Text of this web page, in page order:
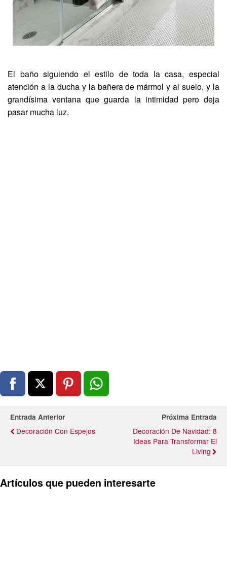
El baño siguiendo el estilo de toda la casa, especial
atención a la ducha y la bañera de mármol y al suelo, y la
grandísima ventana que guarda la intimidad pero deja
pasar mucha luz.
Entrada Anterior
Decoración Con Espejos
Próxima Entrada
Decoración De Navidad: 8
Ideas Para Transformar El
Living
Artículos que pueden interesarte